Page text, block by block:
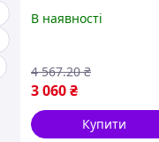
школи Kite 130-145 см
В наявності
3 060₴
4 567.20 ₴
Купити